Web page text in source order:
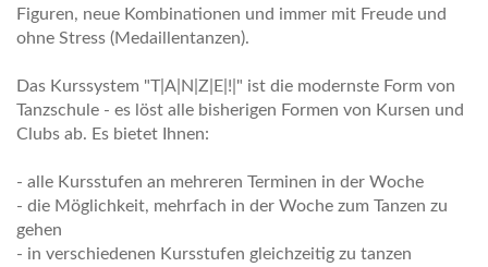
Figuren, neue Kombinationen und immer mit Freude und
ohne Stress (Medaillentanzen).
Das Kurssystem "T|A|N|Z|E|!|" ist die modernste Form von
Tanzschule - es löst alle bisherigen Formen von Kursen und
Clubs ab. Es bietet Ihnen:
- alle Kursstufen an mehreren Terminen in der Woche
- die Möglichkeit, mehrfach in der Woche zum Tanzen zu
gehen
- in verschiedenen Kursstufen gleichzeitig zu tanzen